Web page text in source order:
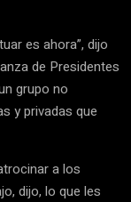
es ahora”, dijo
de Presidentes
grupo no
y privadas que
a los
dijo, lo que les